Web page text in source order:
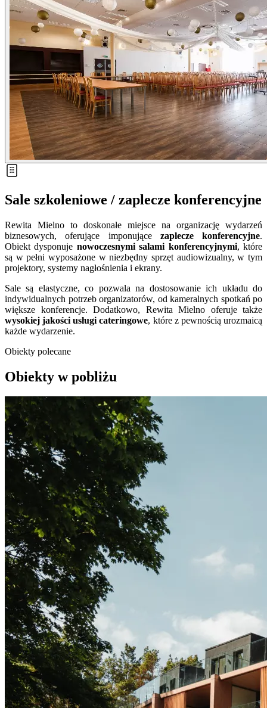
Sale szkoleniowe / zaplecze konferencyjne
Rewita Mielno to doskonałe miejsce na organizację wydarzeń
biznesowych, oferujące imponujące zaplecze konferencyjne.
Obiekt dysponuje nowoczesnymi salami konferencyjnymi, które
są w pełni wyposażone w niezbędny sprzęt audiowizualny, w tym
projektory, systemy nagłośnienia i ekrany.
Sale są elastyczne, co pozwala na dostosowanie ich układu do
indywidualnych potrzeb organizatorów, od kameralnych spotkań po
większe konferencje. Dodatkowo, Rewita Mielno oferuje także
wysokiej jakości usługi cateringowe, które z pewnością urozmaicą
każde wydarzenie.
Obiekty polecane
Obiekty w pobliżu